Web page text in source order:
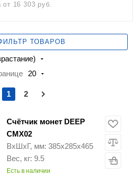
от 16 303 руб.
ТОВАРОВ
20
1 2
Счётчик монет DEEP
CMX02
ВхШхГ, мм: 385х285х465
Вес, кг: 9.5
Есть в наличии